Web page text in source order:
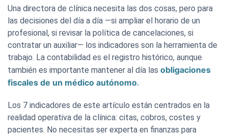
Una directora de clínica necesita las dos cosas, pero para
las decisiones del día a día —si ampliar el horario de un
profesional, si revisar la política de cancelaciones, si
contratar un auxiliar— los indicadores son la herramienta de
trabajo. La contabilidad es el registro histórico, aunque
también es importante mantener al día las obligaciones
fiscales de un médico autónomo.
Los 7 indicadores de este artículo están centrados en la
realidad operativa de la clínica: citas, cobros, costes y
pacientes. No necesitas ser experta en finanzas para